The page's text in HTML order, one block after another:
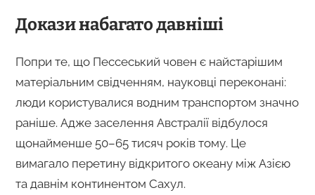
Докази набагато давніші
Попри те, що Пессеський човен є найстарішим
матеріальним свідченням, науковці переконані:
люди користувалися водним транспортом значно
раніше. Адже заселення Австралії відбулося
щонайменше 50–65 тисяч років тому. Це
вимагало перетину відкритого океану між Азією
та давнім континентом Сахул.